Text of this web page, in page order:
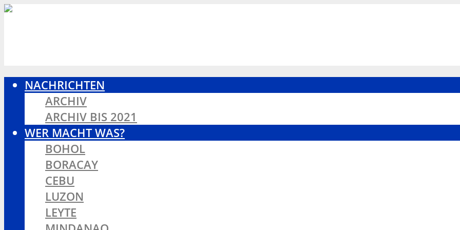
NACHRICHTEN
ARCHIV
ARCHIV BIS 2021
WER MACHT WAS?
BOHOL
BORACAY
CEBU
LUZON
LEYTE